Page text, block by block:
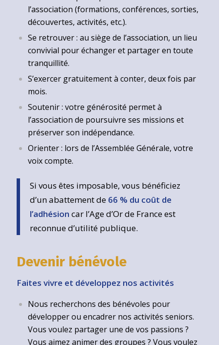
l’association (formations, conférences, sorties,
découvertes, activités, etc.).
Se retrouver : au siège de l’association, un lieu
convivial pour échanger et partager en toute
tranquillité.
S’exercer gratuitement à conter, deux fois par
mois.
Soutenir : votre générosité permet à
l’association de poursuivre ses missions et
préserver son indépendance.
Orienter : lors de l’Assemblée Générale, votre
voix compte.
Si vous êtes imposable, vous bénéficiez
d’un abattement de 66 % du coût de
l’adhésion car l’Age d’Or de France est
reconnue d’utilité publique.
Devenir bénévole
Faites vivre et développez nos activités
Nous recherchons des bénévoles pour
développer ou encadrer nos activités seniors.
Vous voulez partager une de vos passions ?
Vous aimez animer des groupes ? Vous voulez